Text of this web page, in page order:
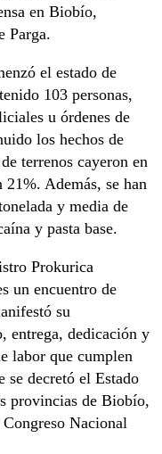
en Biobío,
Parga.
el estado de
103 personas,
u órdenes de
los hechos de
terrenos cayeron en
Además, se han
y media de
y pasta base.
Prokurica
un encuentro de
su
entrega, dedicación y
labor que cumplen
se decretó el Estado
provincias de Biobío,
Nacional